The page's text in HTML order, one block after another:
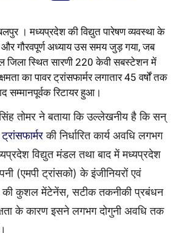
। मध्यप्रदेश की विद्युत पारेषणव्यवस्थाके
गौरवपूर्ण अध्याय उस समय जुड़ गया, जब
जिला स्थित सारणी 220 केवी सबस्टेशन में
का पावर ट्रांसफार्मर लगातार 45 वर्षों तक
सम्मानपूर्वक रिटायर हुआ।
सिंह तोमर ने बताया कि उल्लेखनीय है कि सन्
ट्रांसफार्मरकी निर्धारित कार्य अवधि लगभग
विद्युत मंडल तथा बाद में मध्यप्रदेश
(एमपी ट्रांसको) के इंजीनियरों एवं
की कुशल मेंटेनेंस, सटीक तकनीकी प्रबंधन
के कारण इसने लगभग दोगुनी अवधि तक